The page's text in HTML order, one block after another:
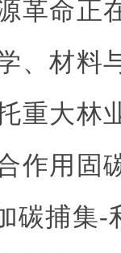
革命正
、材料
重大林
作用固
碳捕集-